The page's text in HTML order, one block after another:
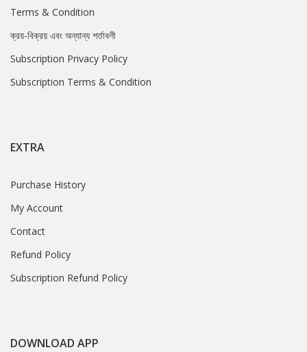
Terms & Condition
ক্রয়-বিক্রয় এবং অন্যান্য শর্তাবলী
Subscription Privacy Policy
Subscription Terms & Condition
EXTRA
Purchase History
My Account
Contact
Refund Policy
Subscription Refund Policy
DOWNLOAD APP